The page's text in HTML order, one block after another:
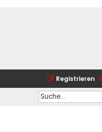
Registrieren